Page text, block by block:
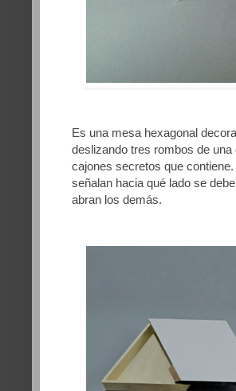
Es una mesa hexagonal
deslizando tres rombos de
cajones secretos que
señalan hacia qué lado se
abran los demás.